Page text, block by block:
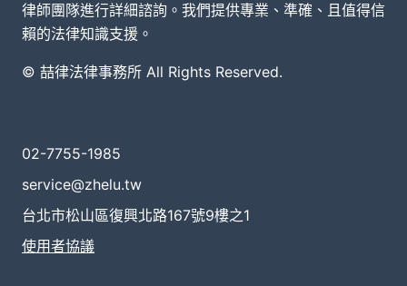
律師團隊進行詳細諮詢。我們提供專業、準確、且值得信
賴的法律知識支援。
© 喆律法律事務所 All Rights Reserved.
02-7755-1985
service@zhelu.tw
台北市松山區復興北路167號9樓之1
使用者協議